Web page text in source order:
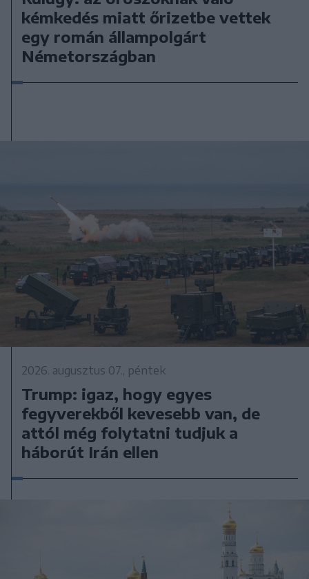
kémkedés miatt őrizetbe vettek
egy román állampolgárt
Németországban
2026. augusztus 07., péntek
Trump: igaz, hogy egyes
fegyverekből kevesebb van, de
attól még folytatni tudjuk a
háborút Irán ellen